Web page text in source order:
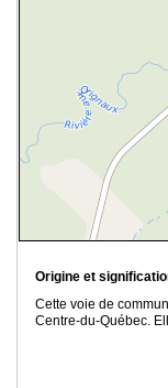
Origine et
Cette voie de
Centre-du-Québec.